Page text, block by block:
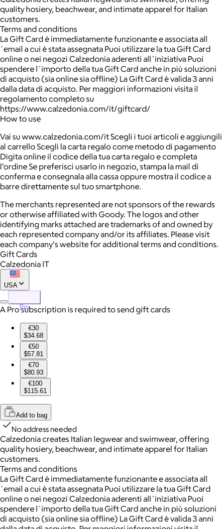
quality hosiery, beachwear, and intimate apparel for Italian
customers.
Terms and conditions
La Gift Card è immediatamente funzionante e associata all
´email a cui è stata assegnata Puoi utilizzare la tua Gift Card
online o nei negozi Calzedonia aderenti all´iniziativa Puoi
spendere l´importo della tua Gift Card anche in più soluzioni
di acquisto (sia online sia offline) La Gift Card è valida 3 anni
dalla data di acquisto. Per maggiori informazioni visita il
regolamento completo su
https://www.calzedonia.com/it/giftcard/
How to use
Vai su www.calzedonia.com/it Scegli i tuoi articoli e aggiungili
al carrello Scegli la carta regalo come metodo di pagamento
Digita online il codice della tua carta regalo e completa
l'ordine Se preferisci usarlo in negozio, stampa la mail di
conferma e consegnala alla cassa oppure mostra il codice a
barre direttamente sul tuo smartphone.
The merchants represented are not sponsors of the rewards
or otherwise affiliated with Goody. The logos and other
identifying marks attached are trademarks of and owned by
each represented company and/or its affiliates. Please visit
each company's website for additional terms and conditions.
Gift Cards
Calzedonia IT
USA
Pro
A Pro subscription is required to send gift cards
€30
$34.68
€50
$57.81
€70
$80.93
€100
$115.61
Add to bag
No address needed
Calzedonia creates Italian legwear and swimwear, offering
quality hosiery, beachwear, and intimate apparel for Italian
customers.
Terms and conditions
La Gift Card è immediatamente funzionante e associata all
´email a cui è stata assegnata Puoi utilizzare la tua Gift Card
online o nei negozi Calzedonia aderenti all´iniziativa Puoi
spendere l´importo della tua Gift Card anche in più soluzioni
di acquisto (sia online sia offline) La Gift Card è valida 3 anni